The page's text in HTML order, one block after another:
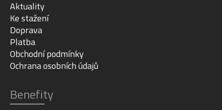
Aktuality
Ke stažení
Doprava
Platba
Obchodní podmínky
Ochrana osobních údajů
Benefity